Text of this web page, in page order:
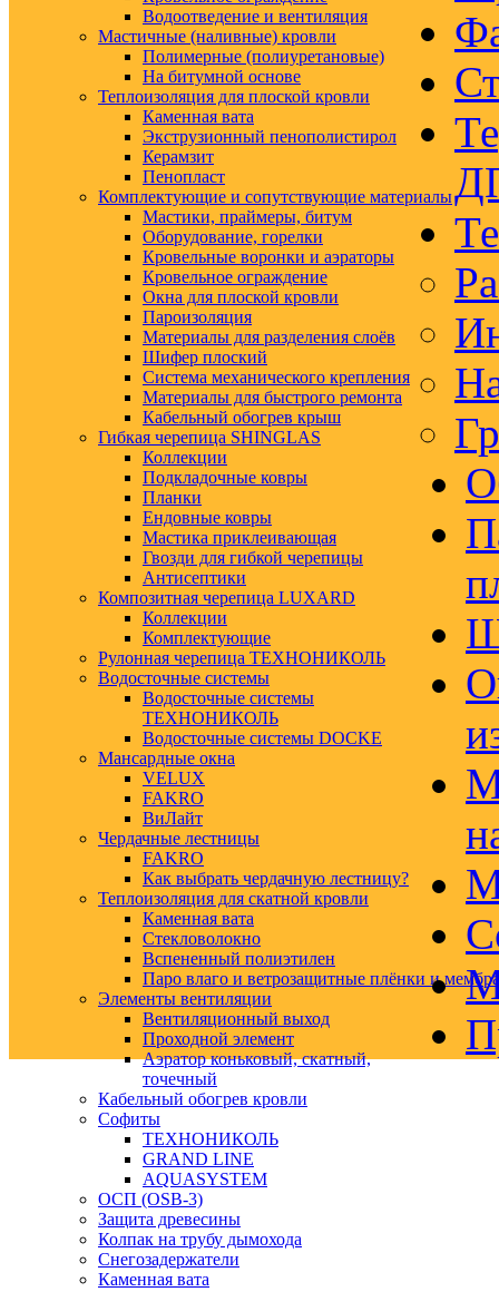
Водоотведение и вентиляция
Мастичные (наливные) кровли
Полимерные (полиуретановые)
На битумной основе
Теплоизоляция для плоской кровли
Каменная вата
Экструзионный пенополистирол
Керамзит
Пенопласт
Комплектующие и сопутствующие материалы
Мастики, праймеры, битум
Оборудование, горелки
Кровельные воронки и аэраторы
Кровельное ограждение
Окна для плоской кровли
Пароизоляция
Материалы для разделения слоёв
Шифер плоский
Система механического крепления
Материалы для быстрого ремонта
Кабельный обогрев крыш
Гибкая черепица SHINGLAS
Коллекции
Подкладочные ковры
Планки
Ендовные ковры
Мастика приклеивающая
Гвозди для гибкой черепицы
Антисептики
Композитная черепица LUXARD
Коллекции
Комплектующие
Рулонная черепица ТЕХНОНИКОЛЬ
Водосточные системы
Водосточные системы
ТЕХНОНИКОЛЬ
Водосточные системы DOCKE
Мансардные окна
VELUX
FAKRO
ВиЛайт
Чердачные лестницы
FAKRO
Как выбрать чердачную лестницу?
Теплоизоляция для скатной кровли
Каменная вата
Стекловолокно
Вспененный полиэтилен
Паро влаго и ветрозащитные плёнки и
Элементы вентиляции
Вентиляционный выход
Проходной элемент
Аэратор коньковый, скатный,
точечный
Кабельный обогрев кровли
Софиты
ТЕХНОНИКОЛЬ
GRAND LINE
AQUASYSTEM
ОСП (OSB-3)
Защита древесины
Колпак на трубу дымохода
Снегозадержатели
Каменная вата